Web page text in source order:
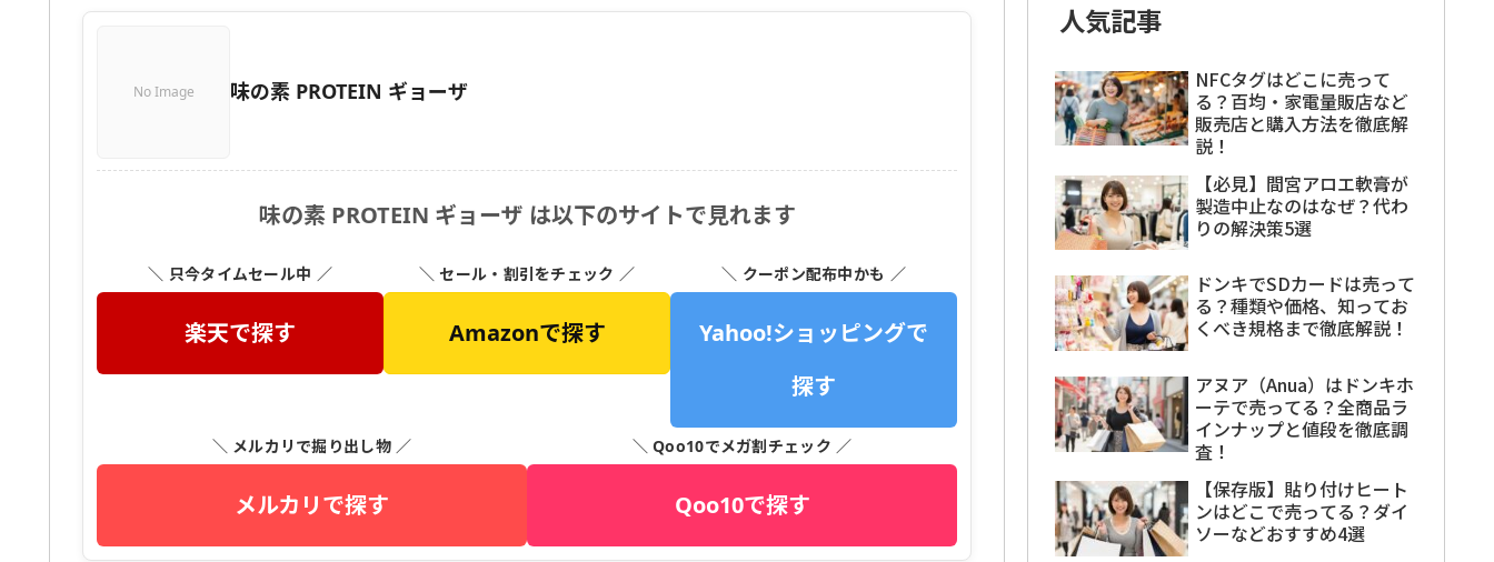
No Image 味の素 PROTEIN ギョーザ
味の素 PROTEIN ギョーザ は以下のサイトで見れます
＼ 只今タイムセール中 ／
楽天で探す
＼ セール・割引をチェック ／
Amazonで探す
＼ クーポン配布中かも ／
Yahoo!ショッピングで
探す
＼ メルカリで掘り出し物 ／
メルカリで探す
＼ Qoo10でメガ割チェック ／
Qoo10で探す
人気記事
NFCタグはどこに売って
る？百均・家電量販店など
販売店と購入方法を徹底解
説！
【必見】間宮アロエ軟膏が
製造中止なのはなぜ？代わ
りの解決策5選
ドンキでSDカードは売って
る？種類や価格、知ってお
くべき規格まで徹底解説！
アヌア（Anua）はドンキホ
ーテで売ってる？全商品ラ
インナップと値段を徹底調
査！
【保存版】貼り付けヒート
ンはどこで売ってる？ダイ
ソーなどおすすめ4選